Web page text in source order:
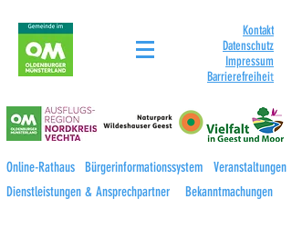
Kontakt
Datenschutz
Impressum
Barrierefreiheit
Online-Rathaus Bürgerinformationssystem
Veranstaltungen
Dienstleistungen & Ansprechpartner
Bekanntmachungen